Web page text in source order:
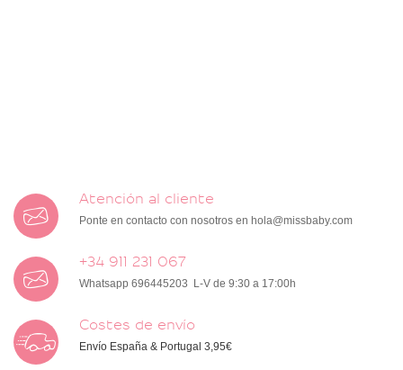
Atención al cliente
Ponte en contacto con nosotros en hola@missbaby.com
+34 911 231 067
Whatsapp 696445203 L-V de 9:30 a 17:00h
Costes de envío
Envío España & Portugal 3,95€